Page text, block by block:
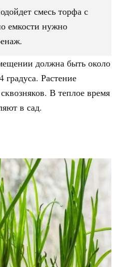
смесь торфа с
емкости нужно
должна быть около
градуса. Растение
В теплое время
в сад.